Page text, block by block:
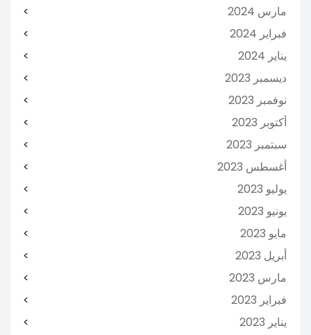
مارس 2024
فبراير 2024
يناير 2024
ديسمبر 2023
نوفمبر 2023
أكتوبر 2023
سبتمبر 2023
أغسطس 2023
يوليو 2023
يونيو 2023
مايو 2023
أبريل 2023
مارس 2023
فبراير 2023
يناير 2023